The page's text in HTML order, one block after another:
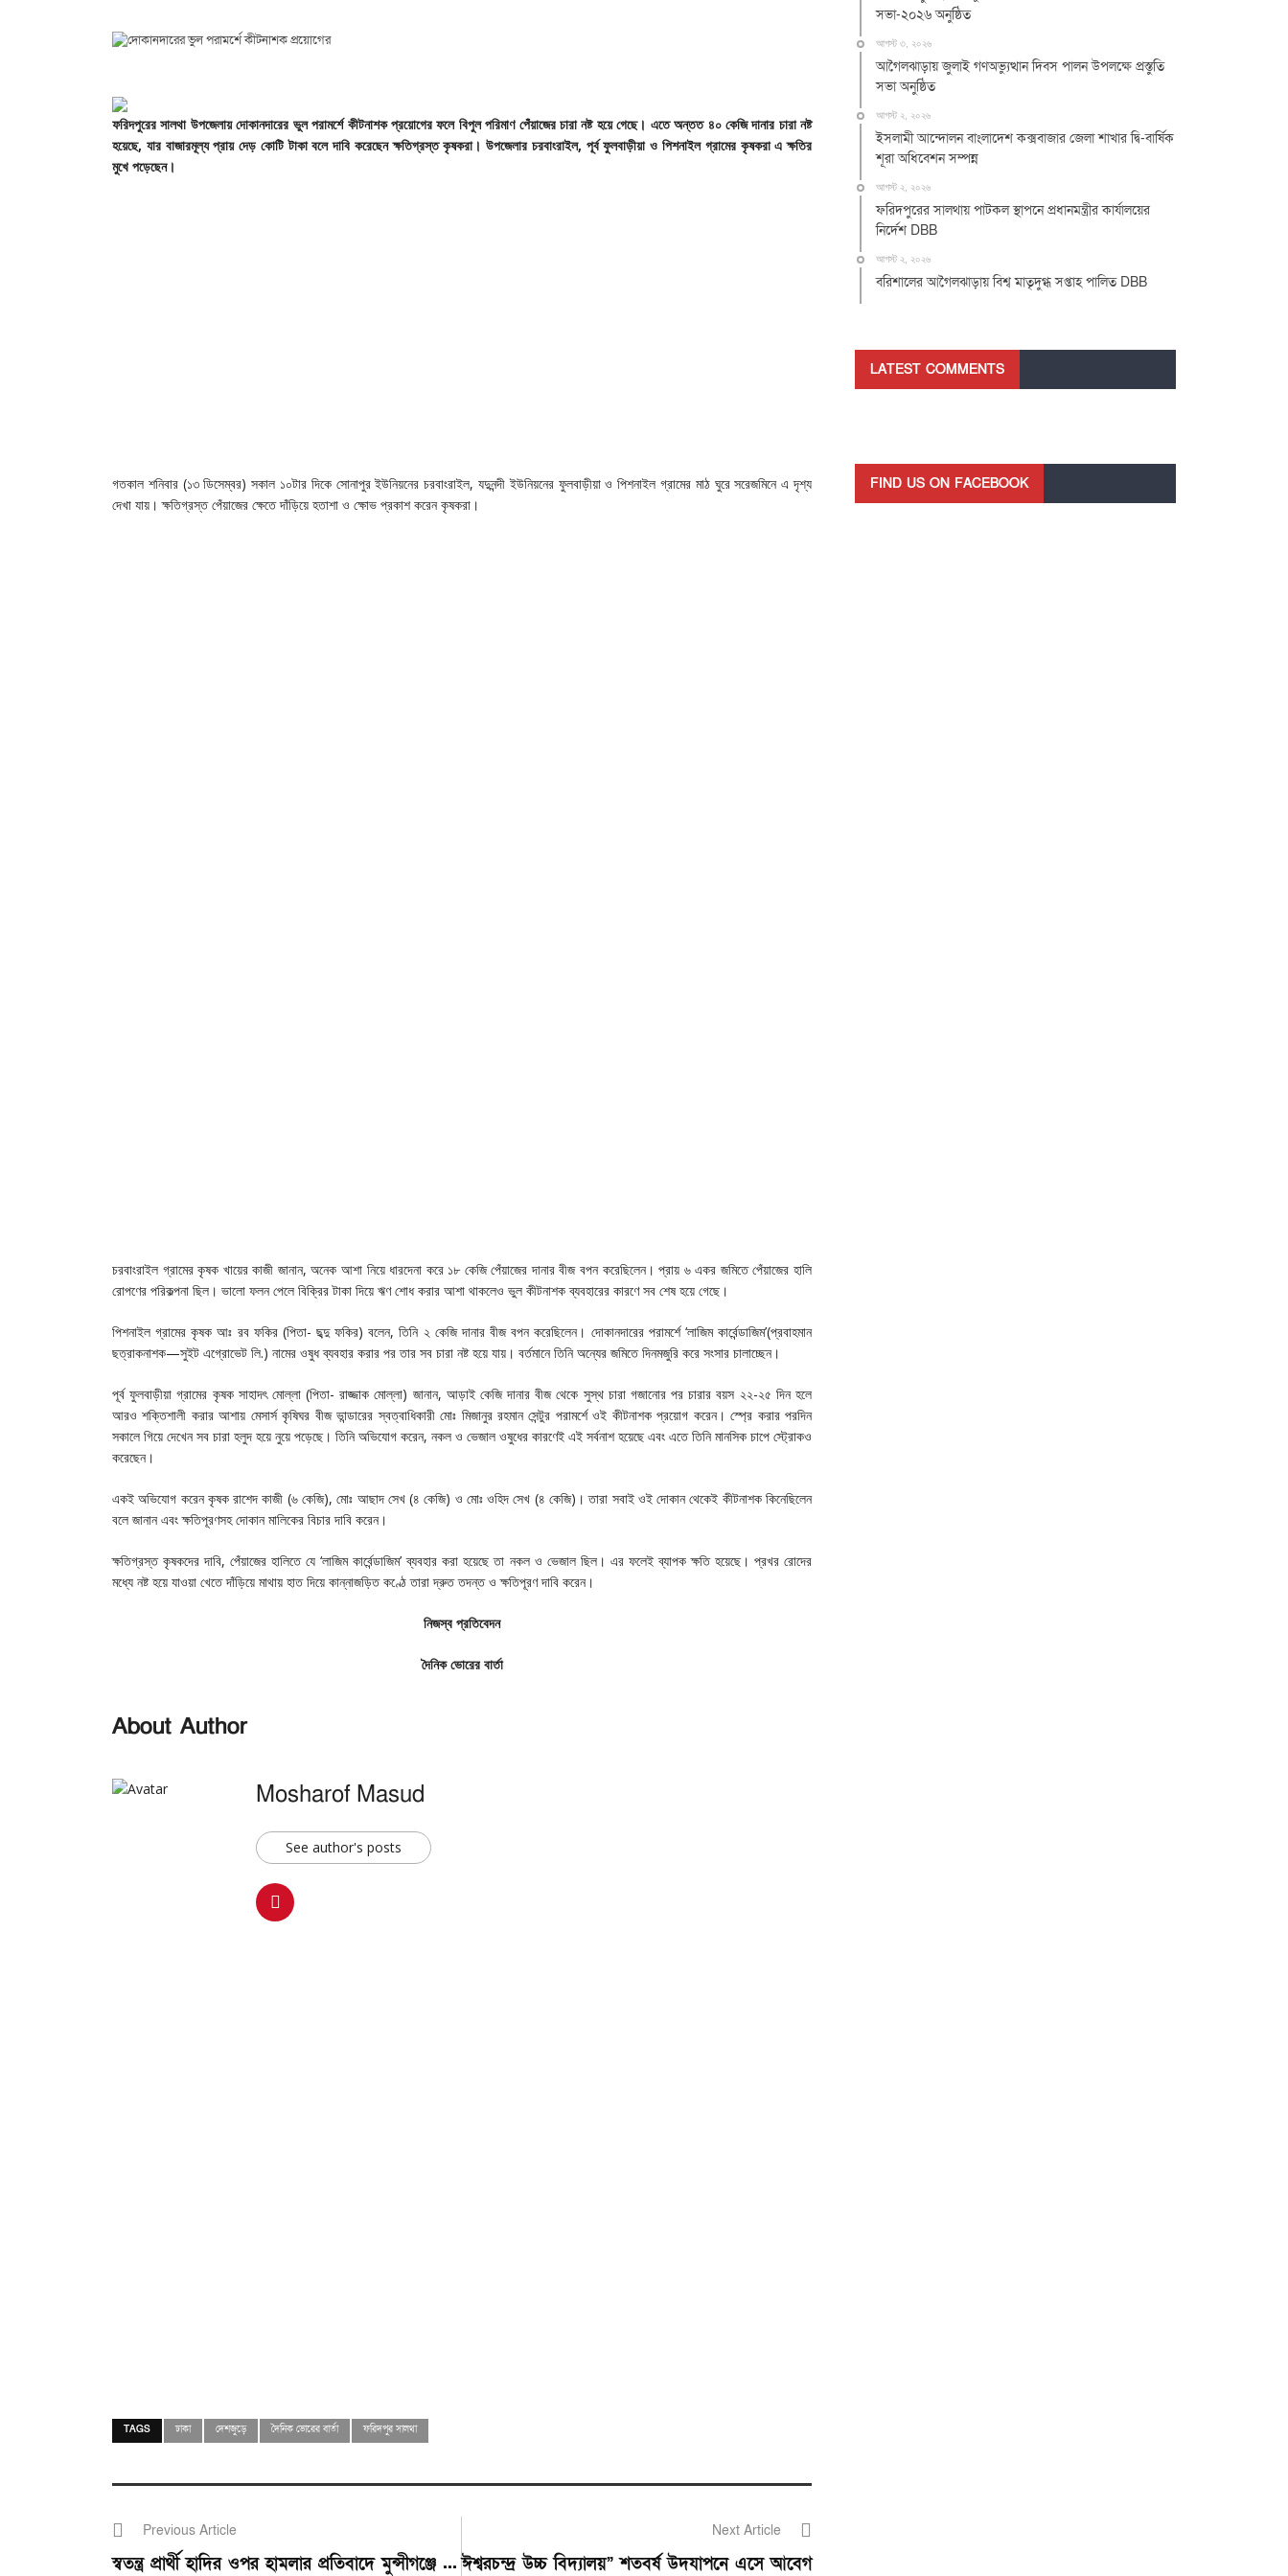
ফরিদপুরেরসালথা উপজেলায়দোকানদারের ভুলপরামর্শেকীটনাশকপ্রয়োগেরফলে বিপুলপরিমাণ পেঁয়াজেরচারানষ্টহয়েগেছে। এতেঅন্তত ৪০কেজিদানার চারানষ্ট
হয়েছে, যার বাজারমূল্যপ্রায়দেড় কোটিটাকাবলেদাবি করেছেনক্ষতিগ্রস্তকৃষকরা।উপজেলার চরবাংরাইল, পূর্বফুলবাড়ীয়াওপিশনাইল গ্রামের কৃষকরাএক্ষতির
মুখে পড়েছেন।
‎গতকাল শনিবার (১৩ ডিসেম্বর) সকাল ১০টার দিকে সোনাপুর ইউনিয়নের চরবাংরাইল, যদুনন্দী ইউনিয়নের ফুলবাড়ীয়া ও পিশনাইল গ্রামের মাঠ ঘুরে সরেজমিনে এ দৃশ্য
দেখা যায়। ক্ষতিগ্রস্ত পেঁয়াজের ক্ষেতে দাঁড়িয়ে হতাশা ও ক্ষোভ প্রকাশ করেন কৃষকরা।
‎চরবাংরাইল গ্রামের কৃষক খায়ের কাজী জানান, অনেক আশা নিয়ে ধারদেনা করে ১৮ কেজি পেঁয়াজের দানার বীজ বপন করেছিলেন। প্রায় ৬ একর জমিতে পেঁয়াজের হালি
রোপণের পরিকল্পনা ছিল। ভালো ফলন পেলে বিক্রির টাকা দিয়ে ঋণ শোধ করার আশা থাকলেও ভুল কীটনাশক ব্যবহারের কারণে সব শেষ হয়ে গেছে।
‎পিশনাইল গ্রামের কৃষক আঃ রব ফকির (পিতা- ছব্দু ফকির) বলেন, তিনি ২ কেজি দানার বীজ বপন করেছিলেন। দোকানদারের পরামর্শে ‘লাজিম কার্বেন্ডাজিম’(প্রবাহমান
ছত্রাকনাশক—সুইট এগ্রোভেট লি.) নামের ওষুধ ব্যবহার করার পর তার সব চারা নষ্ট হয়ে যায়। বর্তমানে তিনি অন্যের জমিতে দিনমজুরি করে সংসার চালাচ্ছেন।
‎পূর্ব ফুলবাড়ীয়া গ্রামের কৃষক সাহাদৎ মোল্লা (পিতা- রাজ্জাক মোল্লা) জানান, আড়াই কেজি দানার বীজ থেকে সুস্থ চারা গজানোর পর চারার বয়স ২২-২৫ দিন হলে
আরও শক্তিশালী করার আশায় মেসার্স কৃষিঘর বীজ ভান্ডারের স্বত্বাধিকারী মোঃ মিজানুর রহমান সেন্টুর পরামর্শে ওই কীটনাশক প্রয়োগ করেন। স্প্রে করার পরদিন
সকালে গিয়ে দেখেন সব চারা হলুদ হয়ে নুয়ে পড়েছে। তিনি অভিযোগ করেন, নকল ও ভেজাল ওষুধের কারণেই এই সর্বনাশ হয়েছে এবং এতে তিনি মানসিক চাপে স্ট্রোকও
করেছেন।
‎একই অভিযোগ করেন কৃষক রাশেদ কাজী (৬ কেজি), মোঃ আছাদ সেখ (৪ কেজি) ও মোঃ ওহিদ সেখ (৪ কেজি)। তারা সবাই ওই দোকান থেকেই কীটনাশক কিনেছিলেন
বলে জানান এবং ক্ষতিপূরণসহ দোকান মালিকের বিচার দাবি করেন।
‎ক্ষতিগ্রস্ত কৃষকদের দাবি, পেঁয়াজের হালিতে যে ‘লাজিম কার্বেন্ডাজিম’ ব্যবহার করা হয়েছে তা নকল ও ভেজাল ছিল। এর ফলেই ব্যাপক ক্ষতি হয়েছে। প্রখর রোদের
মধ্যে নষ্ট হয়ে যাওয়া খেতে দাঁড়িয়ে মাথায় হাত দিয়ে কান্নাজড়িত কণ্ঠে তারা দ্রুত তদন্ত ও ক্ষতিপূরণ দাবি করেন।
নিজস্ব প্রতিবেদন
দৈনিক ভোরের বার্তা
About Author
Mosharof Masud
See author's posts
TAGS ঢাকা দেশজুড়ে দৈনিক ভোরের বার্তা ফরিদপুর সালথা
Previous Article
স্বতন্ত্র প্রার্থী হাদির ওপর হামলার প্রতিবাদে মুন্সীগঞ্জে ...
Next Article
ঈশ্বরচন্দ্র উচ্চ বিদ্যালয়” শতবর্ষ উদযাপনে এসে আবেগ
সভা-২০২৬ অনুষ্ঠিত
আগস্ট ৩, ২০২৬
আগৈলঝাড়ায় জুলাই গণঅভ্যুত্থান দিবস পালন উপলক্ষে প্রস্তুতি
সভা অনুষ্ঠিত
আগস্ট ২, ২০২৬
ইসলামী আন্দোলন বাংলাদেশ কক্সবাজার জেলা শাখার দ্বি-বার্ষিক
শূরা অধিবেশন সম্পন্ন
আগস্ট ২, ২০২৬
ফরিদপুরের সালথায় পাটকল স্থাপনে প্রধানমন্ত্রীর কার্যালয়ের
নির্দেশ DBB
আগস্ট ২, ২০২৬
বরিশালের আগৈলঝাড়ায় বিশ্ব মাতৃদুগ্ধ সপ্তাহ পালিত DBB
LATEST COMMENTS
FIND US ON FACEBOOK